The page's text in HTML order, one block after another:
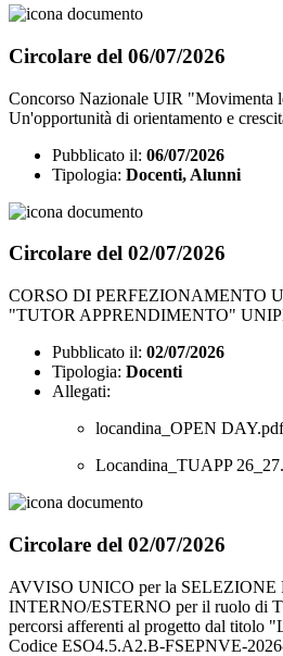
Circolare del 06/07/2026
Concorso Nazionale UIR "Movimenta
Un'opportunità di orientamento e
Pubblicato il: 06/07/2026
Tipologia: Docenti, Alunni
Circolare del 02/07/2026
CORSO DI PERFEZIONAMENTO
"TUTOR APPRENDIMENTO"
Pubblicato il: 02/07/2026
Tipologia: Docenti
Allegati:
locandina_OPEN DAY.pdf
Locandina_TUAPP
Circolare del 02/07/2026
AVVISO UNICO per la SELEZIONE
INTERNO/ESTERNO per il ruolo di
percorsi afferenti al progetto dal titolo
Codice ESO4.5.A2.B-FSEPNVE-